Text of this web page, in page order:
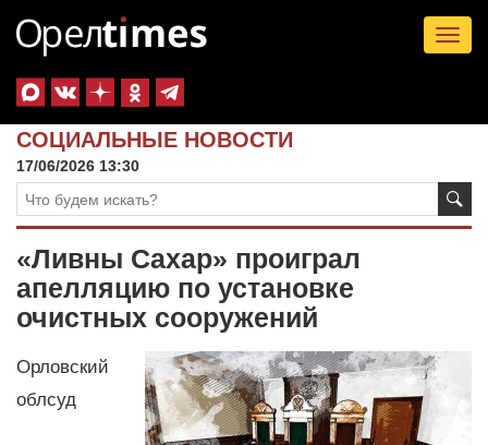
СОЦИАЛЬНЫЕ НОВОСТИ
17/06/2026 13:30
«Ливны Сахар» проиграл
апелляцию по установке
очистных сооружений
Орловский
облсуд